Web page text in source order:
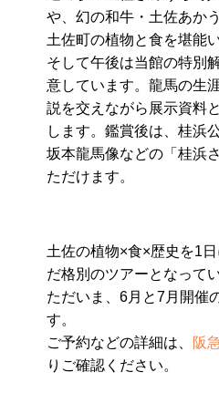
や、幻の和牛・土佐あか
土佐町の植物と食を堪能
そして午後は当館の特別
意しています。龍馬の生
説を交えながら展示資料
します。鑑賞後は、桂浜
坂本龍馬像などの「桂浜
ただけます。
土佐の植物×食×歴史を1
だ格別のツアーとなってい
ただいま、6月と7月開催
す。
ご予約などの詳細は、
阪
りご確認ください。